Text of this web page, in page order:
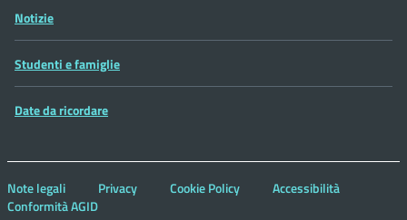
Notizie
Studenti e famiglie
Date da ricordare
Note legali Privacy Cookie Policy
Accessibilità
Conformità AGID